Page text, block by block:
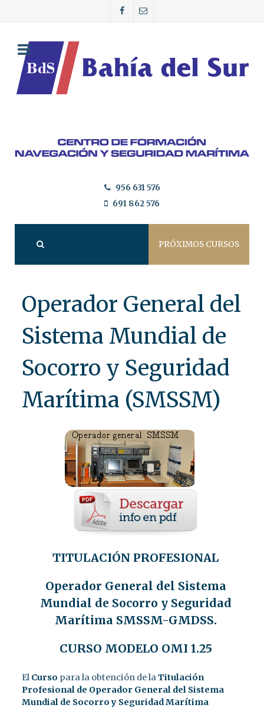
956 631 576
691 862 576
PRÓXIMOS CURSOS
Operador General del
Sistema Mundial de
Socorro y Seguridad
Marítima (SMSSM)
TITULACIÓN PROFESIONAL
Operador General del Sistema
Mundial de Socorro y Seguridad
Marítima SMSSM-GMDSS.
CURSO MODELO OMI 1.25
El Curso para la obtención de laTitulación
Profesional de Operador General del Sistema
Mundial de Socorro y Seguridad Marítima